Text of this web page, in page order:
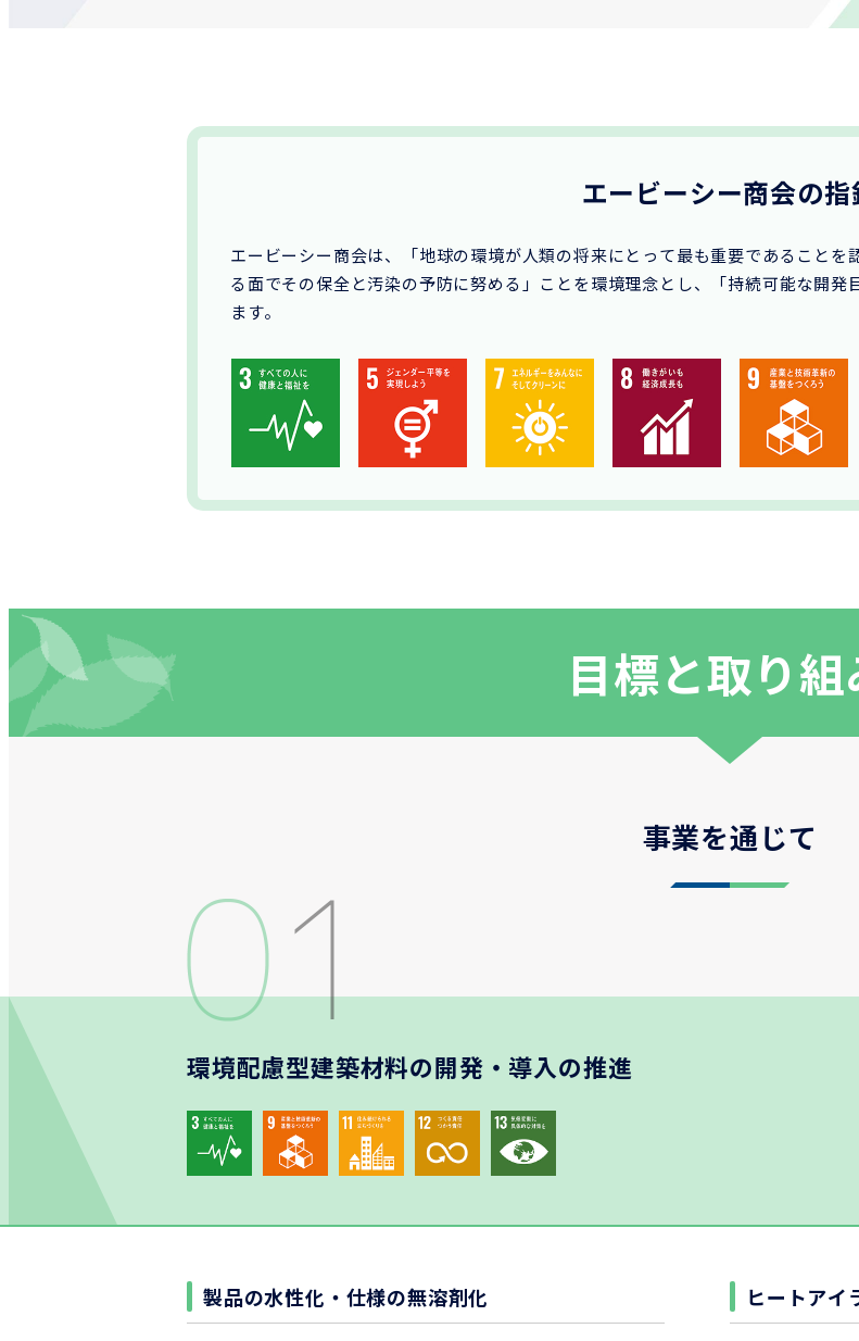
エービーシー商会の指
エービーシー商会は、「地球の環境が人類の将来にとって最も重要であること
る面でその保全と汚染の予防に努める」ことを環境理念とし、「持続可能な開発
ます。
目標と取り組
事業を通じて
環境配慮型建築材料の開発・ 導入の推進
製品の水性化・仕様の無溶剤化 ヒートアイ